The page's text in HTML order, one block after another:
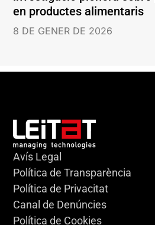
en productes alimentaris
8 DE GENER DE 2026
Avís Legal
Política de Transparència
Política de Privacitat
Canal de Denúncies
Política de Cookies